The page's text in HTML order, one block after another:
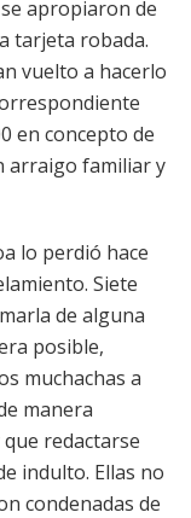
apropiaron de
tarjeta robada.
vuelto a hacerlo
en concepto de
arraigo familiar y
lo perdió hace
Siete
de alguna
posible,
muchachas a
manera
redactarse
indulto. Ellas no
condenadas de